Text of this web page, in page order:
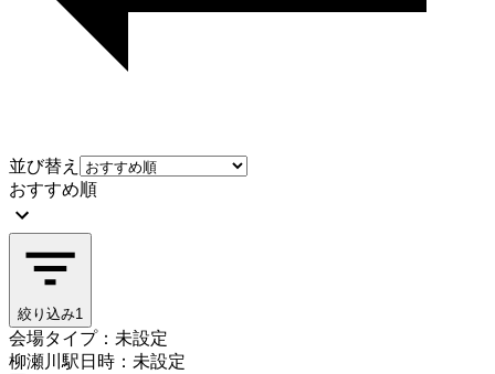
並び替え
おすすめ順
絞り込み1
会場タイプ：未設定
柳瀬川駅日時：未設定